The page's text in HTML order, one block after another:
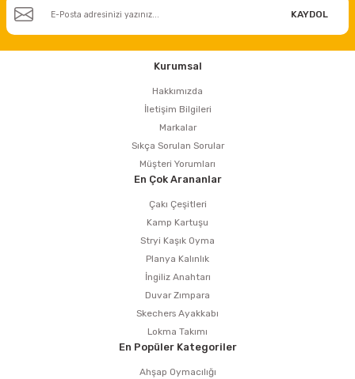
KAYDOL
Kurumsal
Hakkımızda
İletişim Bilgileri
Markalar
Sıkça Sorulan Sorular
Müşteri Yorumları
En Çok Arananlar
Çakı Çeşitleri
Kamp Kartuşu
Stryi Kaşık Oyma
Planya Kalınlık
İngiliz Anahtarı
Duvar Zımpara
Skechers Ayakkabı
Lokma Takımı
En Popüler Kategoriler
Ahşap Oymacılığı